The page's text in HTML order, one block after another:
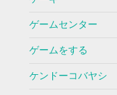
ゲームセンター
ゲームをする
ケンドーコバヤシ